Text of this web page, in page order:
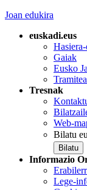
Joan edukira
euskadi.eus
Gaiak
Eusko
Tresnak
Web-
Bilatu
Informazio
Lege-